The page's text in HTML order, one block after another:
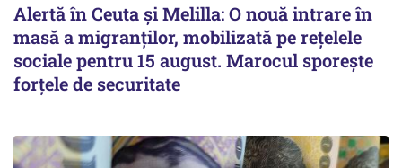
Alertă în Ceuta și Melilla: O nouă intrare în
masă a migranților, mobilizată pe rețelele
sociale pentru 15 august. Marocul sporește
forțele de securitate